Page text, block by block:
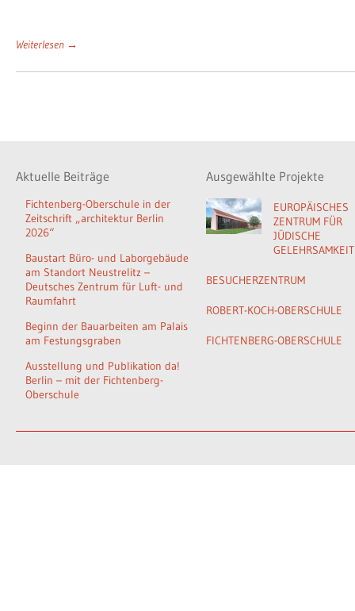
Weiterlesen →
Aktuelle Beiträge
Fichtenberg-Oberschule in der
Zeitschrift „architektur Berlin
2026“
Baustart Büro- und Laborgebäude
am Standort Neustrelitz –
Deutsches Zentrum für Luft- und
Raumfahrt
Beginn der Bauarbeiten am Palais
am Festungsgraben
Ausstellung und Publikation da!
Berlin – mit der Fichtenberg-
Oberschule
Ausgewählte Projekte
EUROPÄISCHES
ZENTRUM FÜR
JÜDISCHE
GELEHRSAMKEIT
BESUCHERZENTRUM
ROBERT-KOCH-OBERSCHULE
FICHTENBERG-OBERSCHULE